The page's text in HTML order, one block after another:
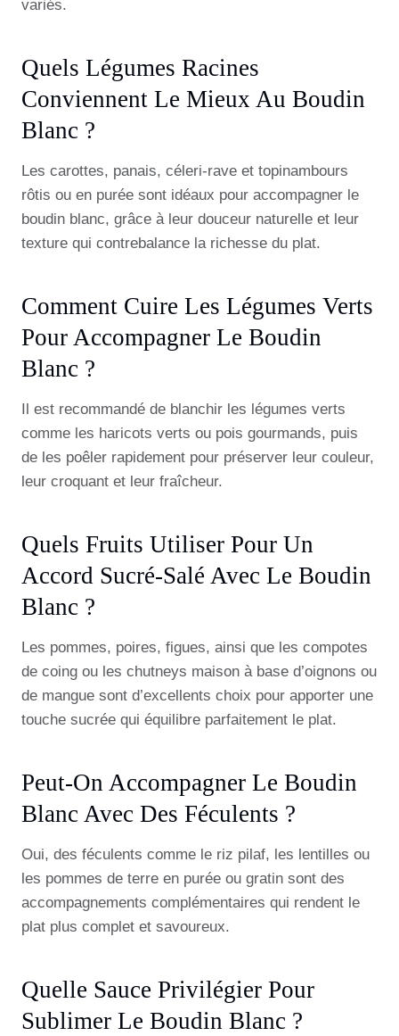
variés.
Quels Légumes Racines
Conviennent Le Mieux Au Boudin
Blanc ?
Les carottes, panais, céleri-rave et topinambours
rôtis ou en purée sont idéaux pour accompagner le
boudin blanc, grâce à leur douceur naturelle et leur
texture qui contrebalance la richesse du plat.
Comment Cuire Les Légumes Verts
Pour Accompagner Le Boudin
Blanc ?
Il est recommandé de blanchir les légumes verts
comme les haricots verts ou pois gourmands, puis
de les poêler rapidement pour préserver leur couleur,
leur croquant et leur fraîcheur.
Quels Fruits Utiliser Pour Un
Accord Sucré-Salé Avec Le Boudin
Blanc ?
Les pommes, poires, figues, ainsi que les compotes
de coing ou les chutneys maison à base d’oignons ou
de mangue sont d’excellents choix pour apporter une
touche sucrée qui équilibre parfaitement le plat.
Peut-On Accompagner Le Boudin
Blanc Avec Des Féculents ?
Oui, des féculents comme le riz pilaf, les lentilles ou
les pommes de terre en purée ou gratin sont des
accompagnements complémentaires qui rendent le
plat plus complet et savoureux.
Quelle Sauce Privilégier Pour
Sublimer Le Boudin Blanc ?